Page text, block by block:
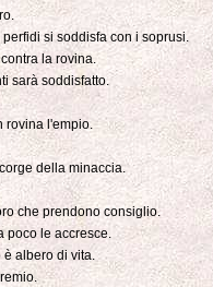
si soddisfa con i soprusi.
la rovina.
sarà soddisfatto.
rovina l'empio.
della minaccia.
che prendono consiglio.
poco le accresce.
è albero di vita.